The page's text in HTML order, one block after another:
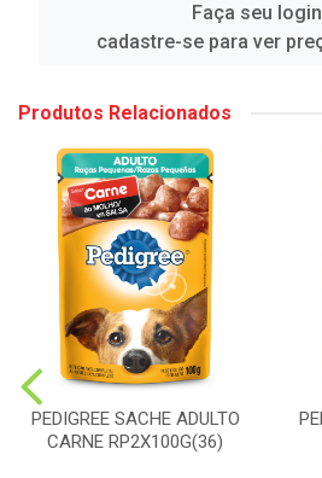
Faça seu
cadastre-se para ver
Produtos Relacionados
PEDIGREE SACHE ADULTO
CARNE RP2X100G(36)